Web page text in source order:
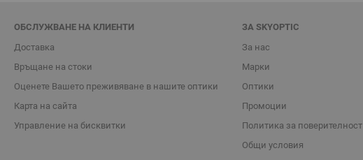
ОБСЛУЖВАНЕ НА КЛИЕНТИ
Доставка
Връщане на стоки
Oценете Вашето преживяване в нашите оптики
Карта на сайта
Управление на бисквитки
ЗА SKYOPTIC
За нас
Марки
Оптики
Промоции
Политика за поверителност
Общи условия